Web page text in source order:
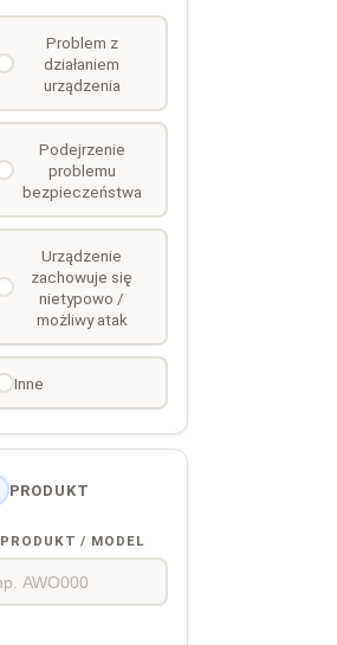
Problem z
działaniem
urządzenia
Podejrzenie
problemu
bezpieczeństwa
Urządzenie
zachowuje się
nietypowo /
możliwy atak
Inne
PRODUKT
PRODUKT / MODEL